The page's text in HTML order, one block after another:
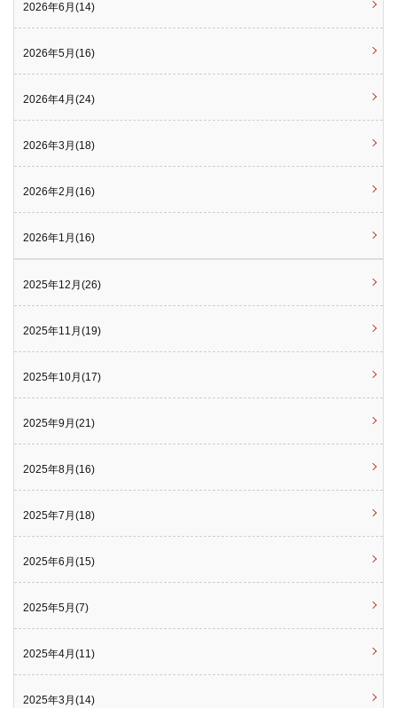
2026年6月(14)
2026年5月(16)
2026年4月(24)
2026年3月(18)
2026年2月(16)
2026年1月(16)
2025年12月(26)
2025年11月(19)
2025年10月(17)
2025年9月(21)
2025年8月(16)
2025年7月(18)
2025年6月(15)
2025年5月(7)
2025年4月(11)
2025年3月(14)